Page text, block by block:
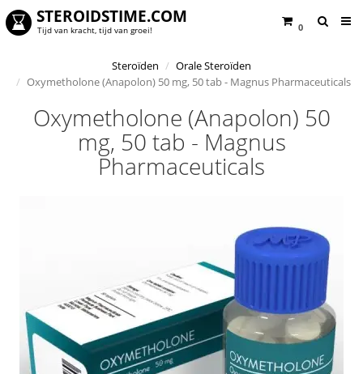
0
STEROIDSTIME.COM
Tijd van kracht, tijd van groei!
Steroïden
Orale Steroïden
Oxymetholone (Anapolon) 50 mg, 50 tab - Magnus Pharmaceuticals
Oxymetholone (Anapolon) 50
mg, 50 tab - Magnus
Pharmaceuticals